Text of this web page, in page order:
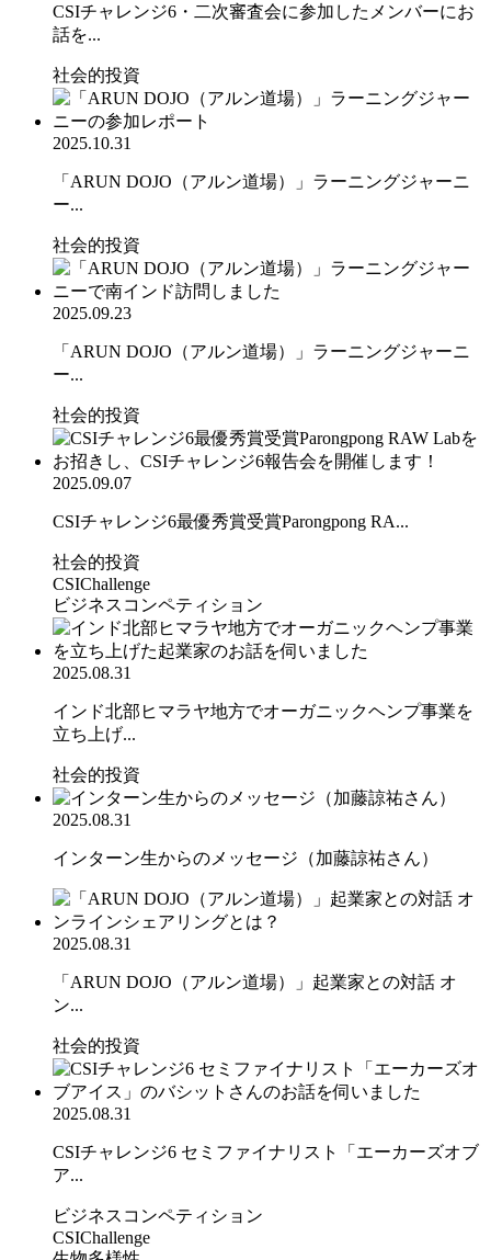
CSIチャレンジ6・二次審査会に参加したメンバーにお
話を...
社会的投資
2025.10.31
「ARUN DOJO（アルン道場）」ラーニングジャーニ
ー...
社会的投資
2025.09.23
「ARUN DOJO（アルン道場）」ラーニングジャーニ
ー...
社会的投資
2025.09.07
CSIチャレンジ6最優秀賞受賞Parongpong RA...
社会的投資
CSIChallenge
ビジネスコンペティション
2025.08.31
インド北部ヒマラヤ地方でオーガニックヘンプ事業を
立ち上げ...
社会的投資
2025.08.31
インターン生からのメッセージ（加藤諒祐さん）
2025.08.31
「ARUN DOJO（アルン道場）」起業家との対話 オ
ン...
社会的投資
2025.08.31
CSIチャレンジ6 セミファイナリスト「エーカーズオブ
ア...
ビジネスコンペティション
CSIChallenge